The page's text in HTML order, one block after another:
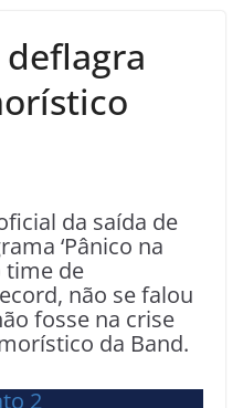
da saída de
‘Pânico na
time de
não se falou
fosse na crise
da Band.